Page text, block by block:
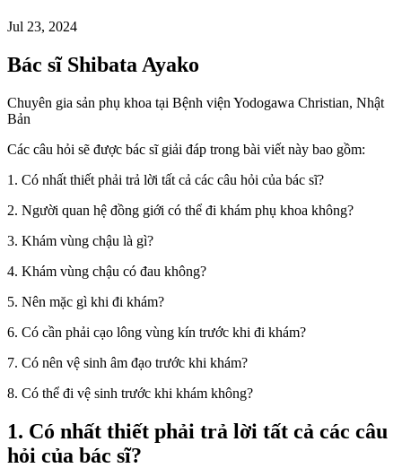
Jul 23, 2024
Bác sĩ Shibata Ayako
Chuyên gia sản phụ khoa tại Bệnh viện Yodogawa Christian, Nhật
Bản
Các câu hỏi sẽ được bác sĩ giải đáp trong bài viết này bao gồm:
1. Có nhất thiết phải trả lời tất cả các câu hỏi của bác sĩ?
2. Người quan hệ đồng giới có thể đi khám phụ khoa không?
3. Khám vùng chậu là gì?
4. Khám vùng chậu có đau không?
5. Nên mặc gì khi đi khám?
6. Có cần phải cạo lông vùng kín trước khi đi khám?
7. Có nên vệ sinh âm đạo trước khi khám?
8. Có thể đi vệ sinh trước khi khám không?
1. Có nhất thiết phải trả lời tất cả các câu
hỏi của bác sĩ?